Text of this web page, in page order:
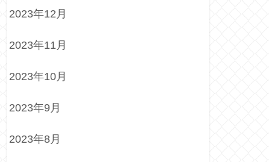
2023年12月
2023年11月
2023年10月
2023年9月
2023年8月